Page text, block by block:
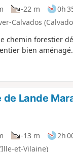
-22 m 0h
Calvados
chemin forestier
bien aménagé.
de Lande
-13 m 2h
et-Vilaine)